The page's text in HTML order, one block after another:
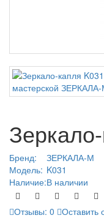
Бренд:
ЗЕРКАЛА-М
Модель: K031
Наличие:В наличии
Отзывы: 0 Оставить